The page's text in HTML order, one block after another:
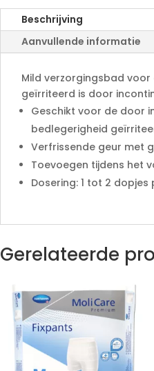
a
t
Beschrijving
Aanvullende informatie
Mild verzorgingsbad
geïrriteerd is door
Geschikt voor de door
bedlegerigheid
Verfrissende geur met
Toevoegen tijdens het
Dosering: 1 tot 2 dopjes
Gerelateerde